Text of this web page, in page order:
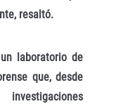
resaltó.
laboratorio de
que, desde